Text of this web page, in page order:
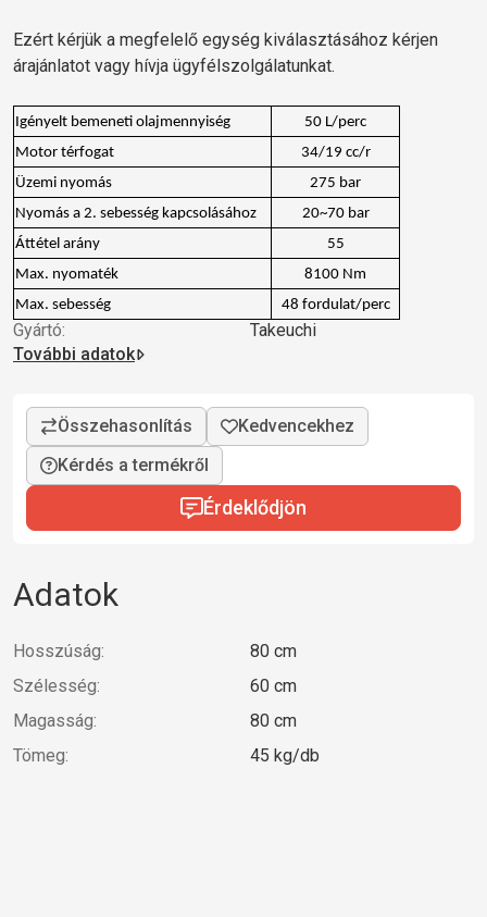
Ezért kérjük a megfelelő egység kiválasztásához kérjen
árajánlatot vagy hívja ügyfélszolgálatunkat.
Igényelt bemeneti olajmennyiség
50 L/perc
Motor térfogat
34/19 cc/r
Üzemi nyomás
275 bar
Nyomás a 2. sebesség kapcsolásához
20~70 bar
Áttétel arány
55
Max. nyomaték
8100 Nm
Max. sebesség
48 fordulat/perc
Gyártó:
Takeuchi
További adatok
Kérdés a termékről
Érdeklődjön
Adatok
Hosszúság:
80 cm
Szélesség:
60 cm
Magasság:
80 cm
Tömeg:
45 kg/db